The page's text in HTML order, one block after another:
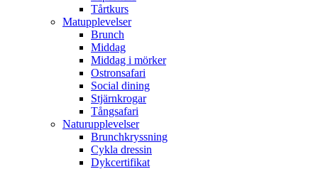
Tårtkurs
Matupplevelser
Brunch
Middag
Middag i mörker
Ostronsafari
Social dining
Stjärnkrogar
Tångsafari
Naturupplevelser
Brunchkryssning
Cykla dressin
Dykcertifikat